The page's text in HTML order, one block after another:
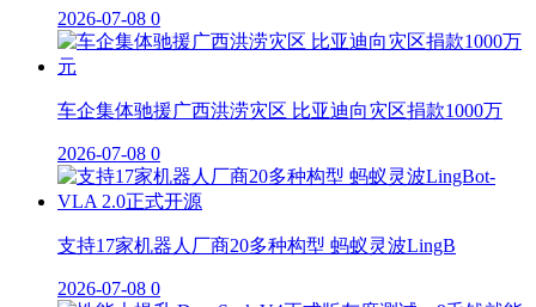
2026-07-08 0
车企集体驰援广西洪涝灾区 比亚迪向灾区捐款1000万
2026-07-08 0
支持17家机器人厂商20多种构型 蚂蚁灵波LingB
2026-07-08 0